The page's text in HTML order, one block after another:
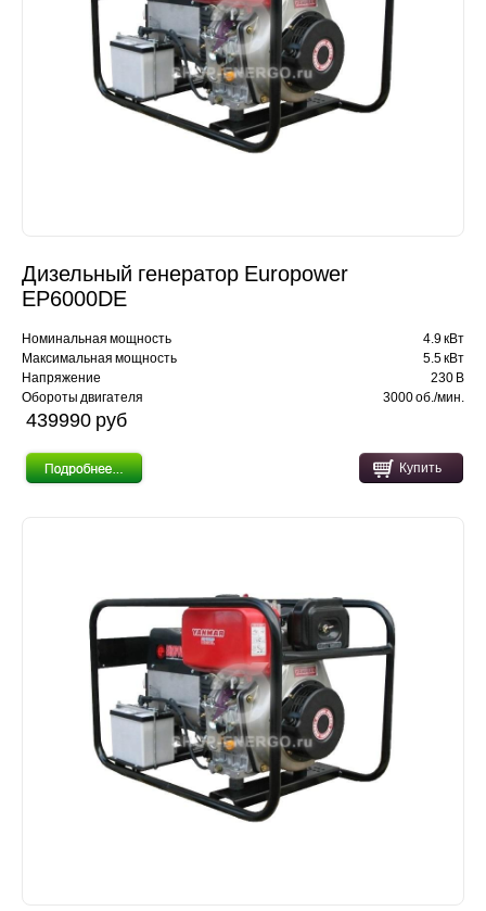
Дизельный генератор Europower
EP6000DE
Номинальная мощность
4.9 кВт
Максимальная мощность
5.5 кВт
Напряжение
230 В
Обороты двигателя
3000 об./мин.
439990 pуб
Купить